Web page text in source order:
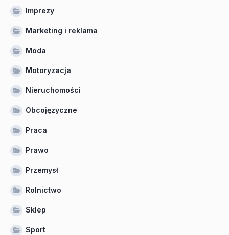
Imprezy
Marketing i reklama
Moda
Motoryzacja
Nieruchomości
Obcojęzyczne
Praca
Prawo
Przemysł
Rolnictwo
Sklep
Sport